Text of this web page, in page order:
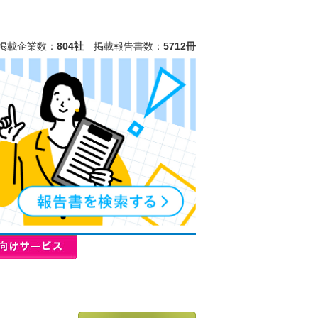
載企業数： 804社 掲載報告書数： 5712冊